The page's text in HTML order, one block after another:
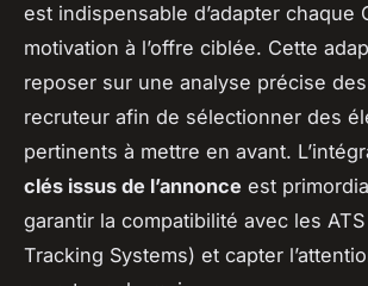
est indispensable d’adapter chaque
motivation à l’offre ciblée. Cette
reposer sur une analyse précise
recruteur afin de sélectionner des
pertinents à mettre en avant.
clés issus de l’annonce est
garantir la compatibilité avec les
Tracking Systems) et capter